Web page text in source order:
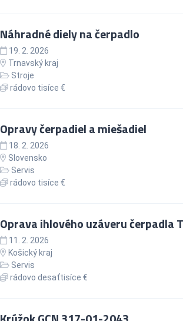
Náhradné diely na čerpadlo
19. 2. 2026
Trnavský kraj
Stroje
rádovo tisíce €
Opravy čerpadiel a miešadiel
18. 2. 2026
Slovensko
Servis
rádovo tisíce €
Oprava ihlového uzáveru čerpadla
11. 2. 2026
Košický kraj
Servis
rádovo desaťtisíce €